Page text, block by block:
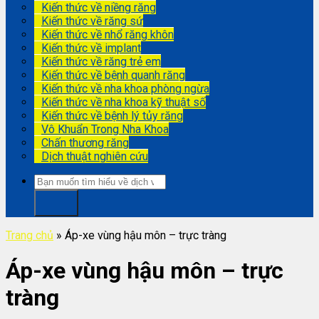
Kiến thức về niềng răng
Kiến thức về răng sứ
Kiến thức về nhổ răng khôn
Kiến thức về implant
Kiến thức về răng trẻ em
Kiến thức về bệnh quanh răng
Kiến thức về nha khoa phòng ngừa
Kiến thức về nha khoa kỹ thuật số
Kiến thức về bệnh lý tủy răng
Vô Khuẩn Trong Nha Khoa
Chấn thương răng
Dịch thuật nghiên cứu
Trang chủ » Áp-xe vùng hậu môn – trực tràng
Áp-xe vùng hậu môn – trực
tràng